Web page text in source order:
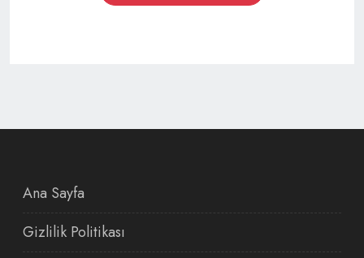
Ana Sayfa
Gizlilik Politikası